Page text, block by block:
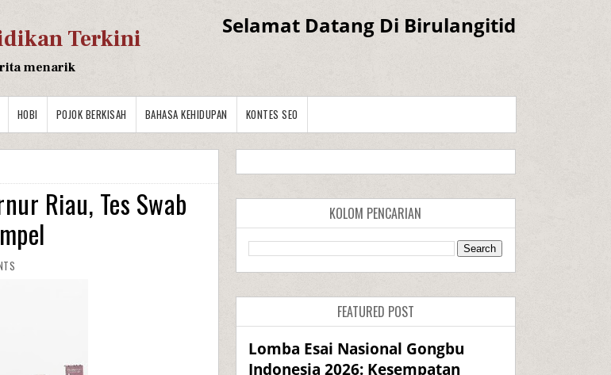
Terkini
menarik
Selamat Datang Di Birulangitid
HOBI POJOK BERKISAH BAHASA KEHIDUPAN KONTES SEO
Riau, Tes Swab
KOLOM PENCARIAN
FEATURED POST
Lomba Esai Nasional Gongbu
Indonesia 2026: Kesempatan